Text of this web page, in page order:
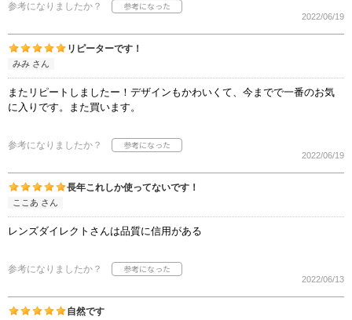
参考になりましたか？
2022/06/19
リピーターです！
みみ さん
またリピートしましたー！デザインもかわいくて、今までで一番のお気
に入りです。また買います。
参考になりましたか？
2022/06/19
長年これしか使ってないです！
ここあ さん
レンズダイレクトさんは品質に信用がある
参考になりましたか？
2022/06/13
自然です